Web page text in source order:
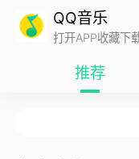
QQ音乐
打开APP收藏下
推荐